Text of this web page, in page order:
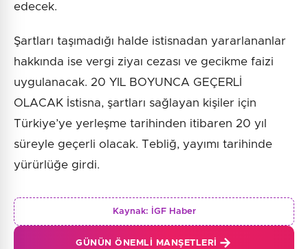
edecek.
Şartları taşımadığı halde istisnadan yararlananlar
hakkında ise vergi ziyaı cezası ve gecikme faizi
uygulanacak. 20 YIL BOYUNCA GEÇERLİ
OLACAK İstisna, şartları sağlayan kişiler için
Türkiye’ye yerleşme tarihinden itibaren 20 yıl
süreyle geçerli olacak. Tebliğ, yayımı tarihinde
yürürlüğe girdi.
Kaynak: İGF Haber
GÜNÜN ÖNEMLI MANŞETLERI